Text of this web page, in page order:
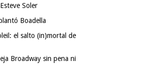
Soler
Boadella
el salto (in)mortal de
Broadway sin pena ni